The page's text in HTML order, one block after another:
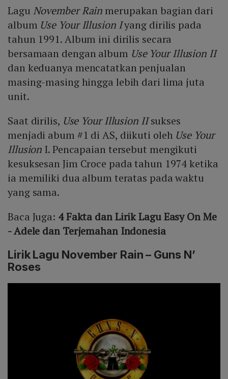
Lagu November Rain merupakan bagian dari
album Use Your Illusion Iyang dirilis pada
tahun 1991. Album ini dirilis secara
bersamaan dengan album Use Your Illusion II
dan keduanya mencatatkan penjualan
masing-masing hingga lebih dari lima juta
unit.
Saat dirilis, Use Your Illusion IIsukses
menjadi abum #1 di AS, diikuti oleh Use Your
Illusion I. Pencapaian tersebut mengikuti
kesuksesan Jim Croce pada tahun 1974 ketika
ia memiliki dua album teratas pada waktu
yang sama.
Baca Juga: 4 Fakta dan Lirik Lagu Easy On Me
- Adele dan Terjemahan Indonesia
Lirik Lagu November Rain – Guns N’
Roses